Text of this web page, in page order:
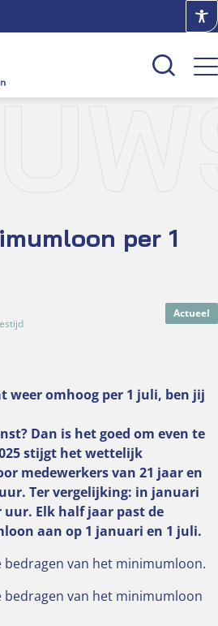
per 1
Actueel
weer omhoog per 1 juli, ben jij
Dan is het goed om even te
stijgt het wettelijk
medewerkers van 21 jaar en
Ter vergelijking: in januari
uur. Elk half jaar past de
aan op 1 januari en 1 juli.
bedragen van het minimumloon.
bedragen van het minimumloon